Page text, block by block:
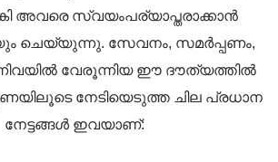
അവരെ സ്വയംപര്യാപ്തരാക്കാൻ
ചെയ്യുന്നു. സേവനം, സമർപ്പണം,
വേരൂന്നിയ ഈ ദൗത്യത്തിൽ
നേടിയെടുത്ത ചില പ്രധാന
നേട്ടങ്ങൾ ഇവയാണ്: